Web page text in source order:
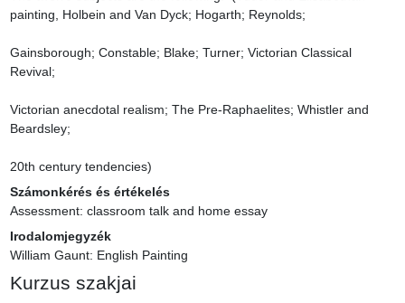
painting, Holbein and Van Dyck; Hogarth; Reynolds;
Gainsborough; Constable; Blake; Turner; Victorian Classical
Revival;
Victorian anecdotal realism; The Pre-Raphaelites; Whistler and
Beardsley;
20th century tendencies)
Számonkérés és értékelés
Assessment: classroom talk and home essay
Irodalomjegyzék
William Gaunt: English Painting
Kurzus szakjai